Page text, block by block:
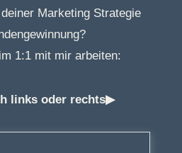
Marketing Strategie
1:1 mit mir arbeiten:
links oder rechts▶